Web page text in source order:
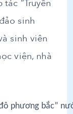
“Truyền
sinh
sinh viên
viện, nhà